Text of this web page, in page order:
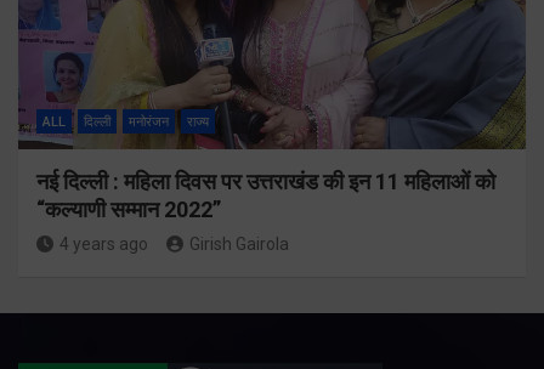
ALL दिल्ली मनोरंजन राज्य
नई दिल्ली : महिला दिवस पर उत्तराखंड की इन 11 महिलाओं को
“कल्याणी सम्मान 2022”
4 years ago Girish Gairola